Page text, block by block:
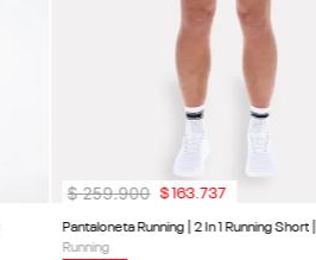
Pantaloneta Running | 2 In 1 Running Short
Running
$ 259.900 $163.737